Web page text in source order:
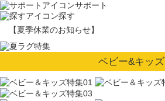
サポート
探す
【夏季休業のお知らせ】
ベビー&キッズ